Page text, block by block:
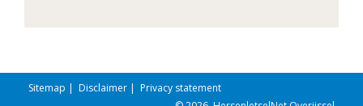
Sitemap | Disclaimer | Privacy statement